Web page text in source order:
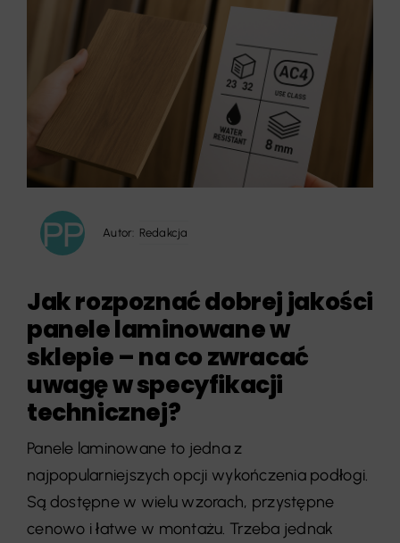
Autor: Redakcja
Jak rozpoznać dobrej jakości
panele laminowane w
sklepie – na co zwracać
uwagę w specyfikacji
technicznej?
Panele laminowane to jedna z
najpopularniejszych opcji wykończenia podłogi.
Są dostępne w wielu wzorach, przystępne
cenowo i łatwe w montażu. Trzeba jednak